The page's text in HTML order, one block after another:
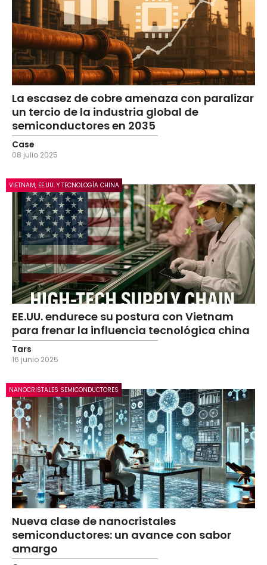
La escasez de cobre amenaza con paralizar
un tercio de la industria global de
semiconductores en 2035
Case
08 julio 2025
VIETNAM, EE.UU. Y TECNOLOGÍA CHINA
EE.UU. endurece su postura con Vietnam
para frenar la influencia tecnológica china
Tars
16 junio 2025
NANOCRISTALES SEMICONDUCTORES
Nueva clase de nanocristales
semiconductores: un avance con sabor
amargo